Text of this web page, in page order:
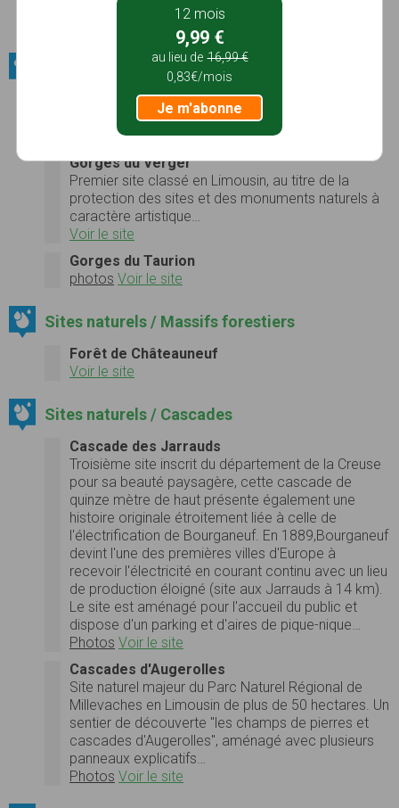
Tourisme…
Sites naturels / Gorges
Gorges de la Vienne
Randonnée dans les gorges
Voir le site
Gorges du Verger
Premier site classé en Limousin, au titre de la
protection des sites et des monuments naturels à
caractère artistique…
Voir le site
Gorges du Taurion
photos Voir le site
Sites naturels / Massifs forestiers
Forêt de Châteauneuf
Voir le site
Sites naturels / Cascades
Cascade des Jarrauds
Troisième site inscrit du département de la Creuse
pour sa beauté paysagère, cette cascade de
quinze mètre de haut présente également une
histoire originale étroitement liée à celle de
l'électrification de Bourganeuf. En 1889,Bourganeuf
devint l'une des premières villes d'Europe à
recevoir l'électricité en courant continu avec un lieu
de production éloigné (site aux Jarrauds à 14 km).
Le site est aménagé pour l'accueil du public et
dispose d'un parking et d'aires de pique-nique…
Photos Voir le site
Cascades d'Augerolles
Site naturel majeur du Parc Naturel Régional de
Millevaches en Limousin de plus de 50 hectares. Un
sentier de découverte "les champs de pierres et
cascades d'Augerolles", aménagé avec plusieurs
panneaux explicatifs…
Photos Voir le site
12 mois
9,99 €
au lieu de 16,99 €
0,83€/mois
Je m'abonne